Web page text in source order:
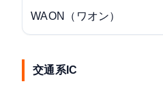
WAON（ワオン）
交通系IC